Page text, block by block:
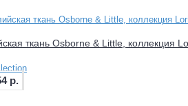
ткань Osborne & Little, коллекция
р.